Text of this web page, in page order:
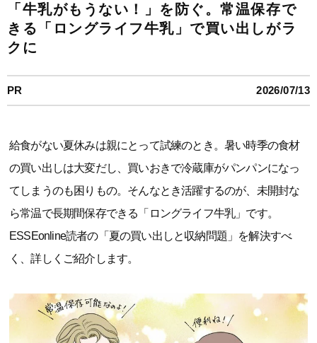
「牛乳がもうない！」を防ぐ。常温保存で
きる「ロングライフ牛乳」で買い出しがラ
クに
PR 2026/07/13
給食がない夏休みは親にとって試練のとき。暑い時季の食材
の買い出しは大変だし、買いおきで冷蔵庫がパンパンになっ
てしまうのも困りもの。そんなとき活躍するのが、未開封な
ら常温で長期間保存できる「ロングライフ牛乳」です。
ESSEonline読者の「夏の買い出しと収納問題」を解決すべ
く、詳しくご紹介します。